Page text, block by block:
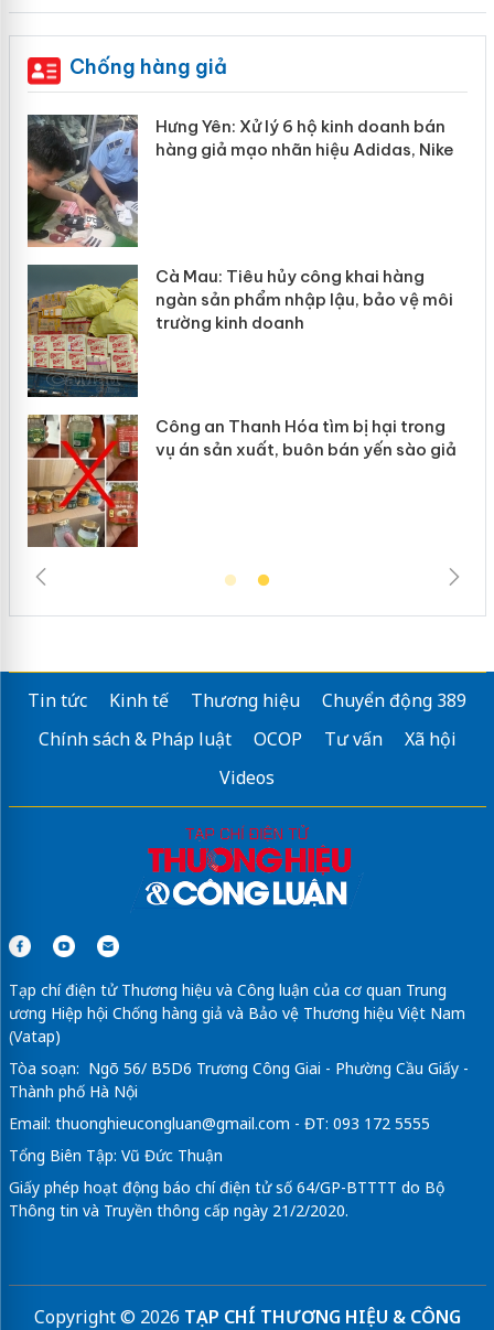
Chống hàng giả
Hưng Yên: Xử lý 6 hộ kinh doanh bán
hàng giả mạo nhãn hiệu Adidas, Nike
Cà Mau: Tiêu hủy công khai hàng
ngàn sản phẩm nhập lậu, bảo vệ môi
trường kinh doanh
Công an Thanh Hóa tìm bị hại trong
vụ án sản xuất, buôn bán yến sào giả
Tin tức Kinh tế Thương hiệu
Chuyển động 389
Chính sách & Pháp luật
OCOP Tư vấn
Xã hội
Videos
Tạp chí điện tử Thương hiệu và Công luận của cơ quan Trung
ương Hiệp hội Chống hàng giả và Bảo vệ Thương hiệu Việt Nam
(Vatap)
Tòa soạn: Ngõ 56/ B5D6 Trương Công Giai - Phường Cầu Giấy -
Thành phố Hà Nội
Email: thuonghieucongluan@gmail.com - ĐT: 093 172 5555
Tổng Biên Tập: Vũ Đức Thuận
Giấy phép hoạt động báo chí điện tử số 64/GP-BTTTT do Bộ
Thông tin và Truyền thông cấp ngày 21/2/2020.
Copyright © 2026 TẠP CHÍ THƯƠNG HIỆU & CÔNG